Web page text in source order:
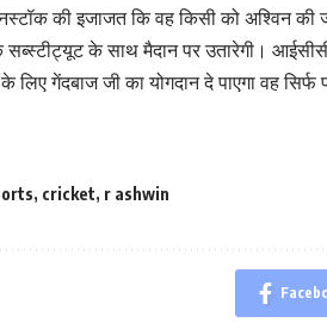
की इजाजत कि वह किसी को अश्विन की
सब्स्टीट्यूट के साथ मैदान पर उतारेगी।
गेंदबाज जी का योगदान दे पाएगा वह
, cricket, r ashwin